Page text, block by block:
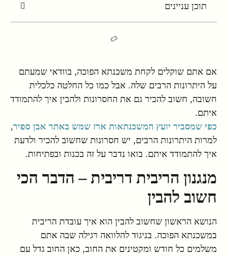
תוכן עניינים
אם אתם שוקלים לקחת משכנתא הפוכה, בוודאי שמעתם
על היתרונות הרבים שלה. אבל כמו כל החלטה כלכלית
חשובה, חשוב להכיר גם את החסרונות ולהבין איך להתמודד
איתם.
כפי שמסביר יועץ המשכנתאות ארז שמש באתר אבן ספיר,
למרות היתרונות הרבים, יש חסרונות שחשוב להכיר ולדעת
איך להתמודד איתם. בואו נדבר על זה בכנות ובפתיחות.
מנגנון הריבית דריבית – הדבר הכי
חשוב להבין
הנושא הראשון שחשוב להבין הוא איך עובדת הריבית
במשכנתא הפוכה. בניגוד להלוואה רגילה שבה אתם
משלמים כל חודש ומקטינים את החוב, כאן החוב גדל עם